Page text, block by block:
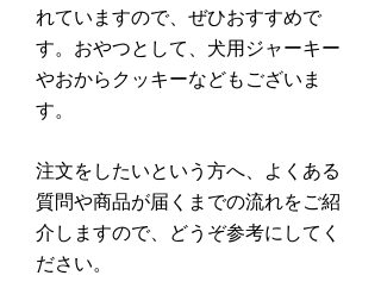
れていますので、ぜひおすすめで
す。おやつとして、犬用ジャーキー
やおからクッキーなどもございま
す。
注文をしたいという方へ、よくある
質問や商品が届くまでの流れをご紹
介しますので、どうぞ参考にしてく
ださい。